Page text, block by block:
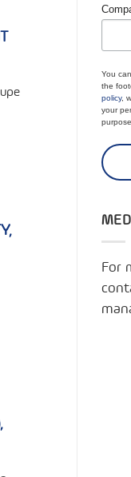
You
the
policy,
your
For